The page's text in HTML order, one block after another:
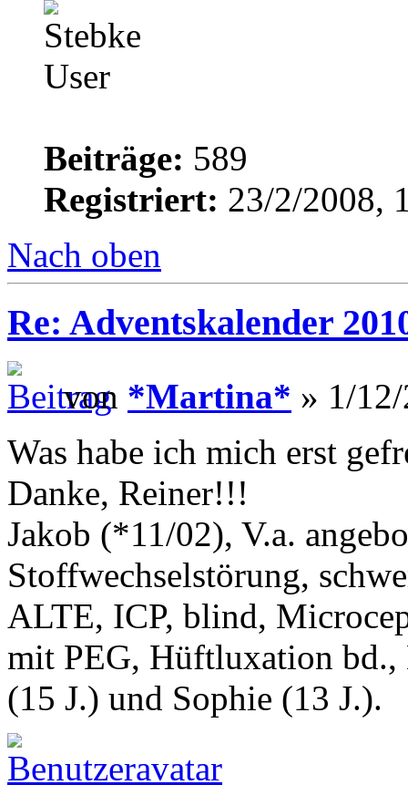
Beiträge: 589
Registriert: 23/2/2008,
Nach oben
Re: Adventskalender
von *Martina* » 1/
Was habe ich mich erst
Danke, Reiner!!!
Jakob (*11/02), V.a.
Stoffwechselstörung,
ALTE, ICP, blind,
mit PEG, Hüftluxation bd.,
(15 J.) und Sophie (13 J.).